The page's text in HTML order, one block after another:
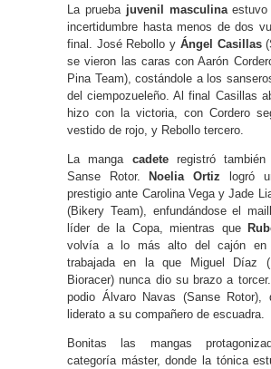
La pruebajuvenil masculinaestuvo
incertidumbre hasta menos de dos
final. José Rebollo y Ángel Casillas
se vieron las caras con Aarón
Pina Team), costándole a los
del ciempozueleño. Al final Casillas
hizo con la victoria, con Cordero
vestido de rojo, y Rebollo tercero.
La manga cadeteregistró también
Sanse Rotor.
Noelia Ortiz logró
prestigio ante Carolina Vega y Jade
(Bikery Team), enfundándose el
líder de la Copa, mientras que
volvía a lo más alto del cajón en
trabajada en la que Miguel Díaz
Bioracer) nunca dio su brazo a
podio Álvaro Navas (Sanse Rotor),
liderato a su compañero de escuadra.
Bonitas las mangas
categoría máster, donde la tónica